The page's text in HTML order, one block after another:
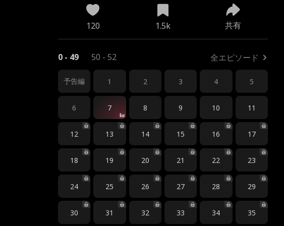
120 1.5k 共有
0 - 49 50 - 52 全エピソード
予告編 1 2 3 4 5
6 7 8 9 10 11
12 13 14 15 16 17
18 19 20 21 22 23
24 25 26 27 28 29
30 31 32 33 34 35